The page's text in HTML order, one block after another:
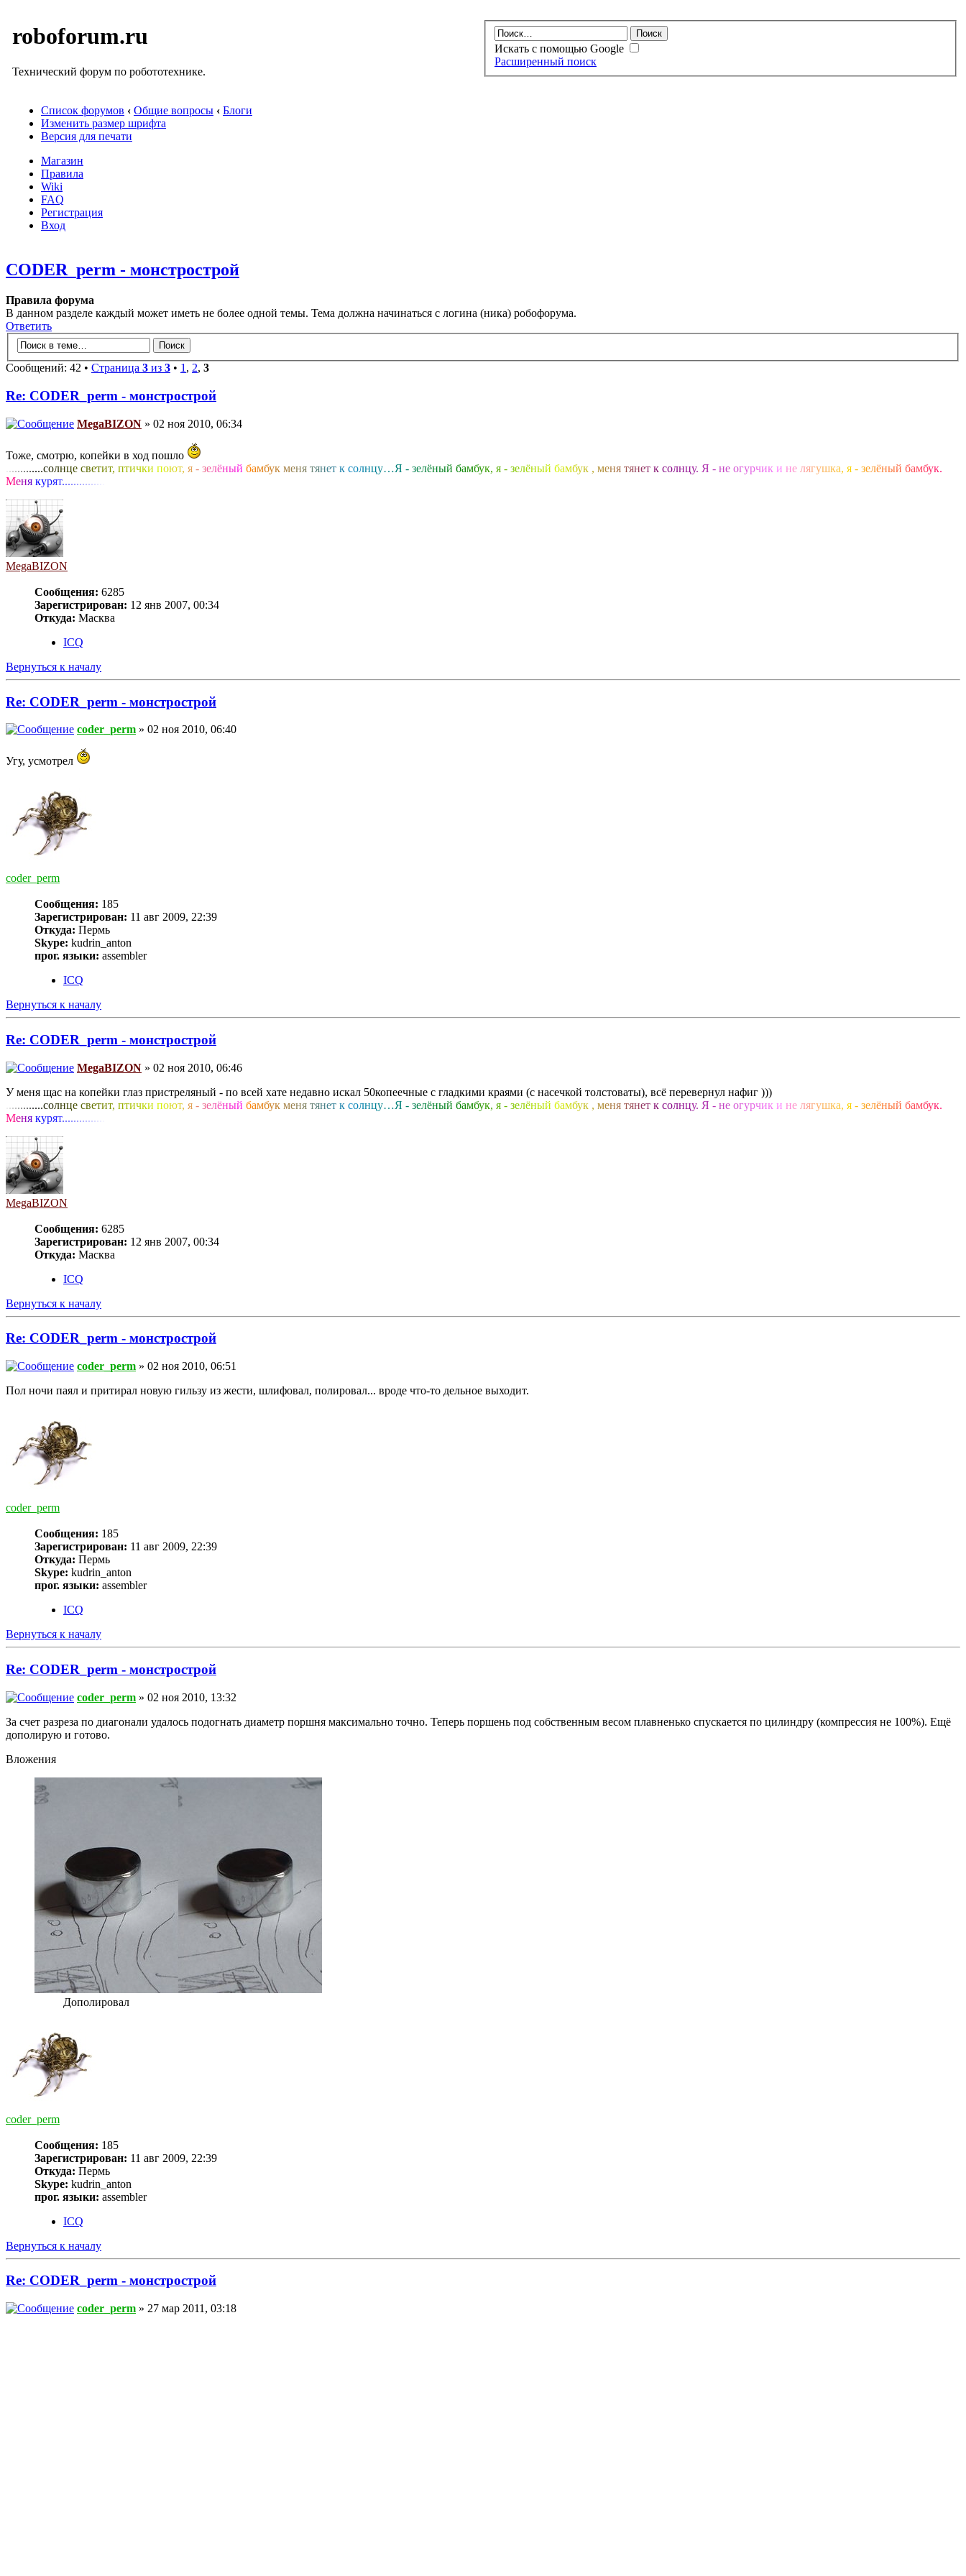
roboforum.ru
Технический форум по робототехнике.
Искать с помощью Google
Расширенный поиск
Список форумов ‹ Общие вопросы ‹ Блоги
Изменить размер шрифта
Версия для печати
Магазин
Правила
Wiki
FAQ
Регистрация
Вход
CODER_perm - монстрострой
Правила форума
В данном разделе каждый может иметь не более одной темы. Тема должна начинаться с логина (ника) робофорума.
Ответить
Сообщений: 42 • Страница 3 из 3 • 1, 2, 3
Re: CODER_perm - монстрострой
MegaBIZON » 02 ноя 2010, 06:34
Тоже, смотрю, копейки в ход пошло
............солнце светит, птички поют, я - зелёный бамбук меня тянет к солнцу…Я - зелёный бамбук, я - зелёный бамбук , меня тянет к солнцу. Я - не огурчик и не лягушка, я - зелёный бамбук.
Меня курят.............
MegaBIZON
Сообщения: 6285
Зарегистрирован: 12 янв 2007, 00:34
Откуда: Масква
ICQ
Вернуться к началу
Re: CODER_perm - монстрострой
coder_perm » 02 ноя 2010, 06:40
Угу, усмотрел
coder_perm
Сообщения: 185
Зарегистрирован: 11 авг 2009, 22:39
Откуда: Пермь
Skype: kudrin_anton
прог. языки: assembler
ICQ
Вернуться к началу
Re: CODER_perm - монстрострой
MegaBIZON » 02 ноя 2010, 06:46
У меня щас на копейки глаз пристреляный - по всей хате недавно искал 50копеечные с гладкими краями (с насечкой толстоваты), всё перевернул нафиг )))
............солнце светит, птички поют, я - зелёный бамбук меня тянет к солнцу…Я - зелёный бамбук, я - зелёный бамбук , меня тянет к солнцу. Я - не огурчик и не лягушка, я - зелёный бамбук.
Меня курят.............
MegaBIZON
Сообщения: 6285
Зарегистрирован: 12 янв 2007, 00:34
Откуда: Масква
ICQ
Вернуться к началу
Re: CODER_perm - монстрострой
coder_perm » 02 ноя 2010, 06:51
Пол ночи паял и притирал новую гильзу из жести, шлифовал, полировал... вроде что-то дельное выходит.
coder_perm
Сообщения: 185
Зарегистрирован: 11 авг 2009, 22:39
Откуда: Пермь
Skype: kudrin_anton
прог. языки: assembler
ICQ
Вернуться к началу
Re: CODER_perm - монстрострой
coder_perm » 02 ноя 2010, 13:32
За счет разреза по диагонали удалось подогнать диаметр поршня максимально точно. Теперь поршень под собственным весом плавненько спускается по цилиндру (компрессия не 100%). Ещё
дополирую и готово.
Вложения
Дополировал
coder_perm
Сообщения: 185
Зарегистрирован: 11 авг 2009, 22:39
Откуда: Пермь
Skype: kudrin_anton
прог. языки: assembler
ICQ
Вернуться к началу
Re: CODER_perm - монстрострой
coder_perm » 27 мар 2011, 03:18